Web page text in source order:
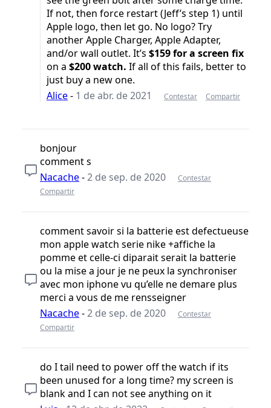
If not, then force restart (Jeff’s step 1) until
Apple logo, then let go. No logo? Try
another Apple Charger, Apple Adapter,
and/or wall outlet. It’s $159for a screen fix
on a $200watch. If all of this fails, better to
just buy a new one.
Alice- 1 de abr. de 2021 Contestar Compartir
bonjour
comment s
Nacache-2 de sep. de 2020
Contestar
Compartir
comment savoir si la batterie est defectueuse
mon apple watch serie nike +affiche la
pomme et celle-ci diparait serait la batterie
ou la mise a jour je ne peux la synchroniser
avec mon iphone vu qu’elle ne demare plus
merci a vous de me rensseigner
Nacache-2 de sep. de 2020
Contestar
Compartir
do I tail need to power off the watch if its
been unused for a long time? my screen is
blank and I can not see anything on it